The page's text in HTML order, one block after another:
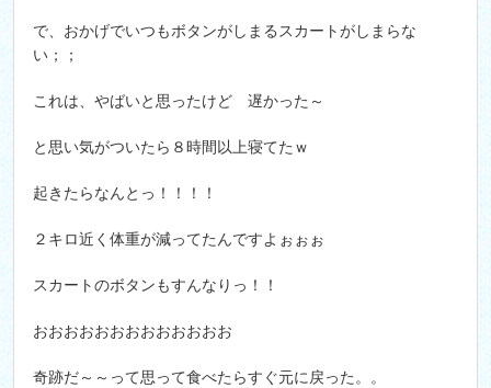
で、おかげでいつもボタンがしまるスカートがしまらな
い；；
これは、やばいと思ったけど 遅かった～
と思い気がついたら８時間以上寝てたｗ
起きたらなんとっ！！！！
２キロ近く体重が減ってたんですよぉぉぉ
スカートのボタンもすんなりっ！！
おおおおおおおおおおおおお
奇跡だ～～って思って食べたらすぐ元に戻った。。